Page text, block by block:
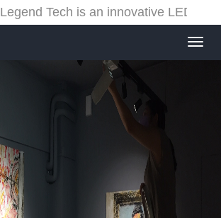
Legend Tech is an innovative LED